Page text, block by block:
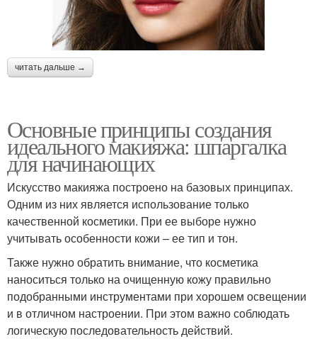
читать дальше →
Основные принципы создания
идеального макияжа: шпаргалка
для начинающих
Искусство макияжа построено на базовых принципах.
Одним из них является использование только
качественной косметики. При ее выборе нужно
учитывать особенности кожи – ее тип и тон.
Также нужно обратить внимание, что косметика
наноситься только на очищенную кожу правильно
подобранными инструментами при хорошем освещении
и в отличном настроении. При этом важно соблюдать
логическую последовательность действий.